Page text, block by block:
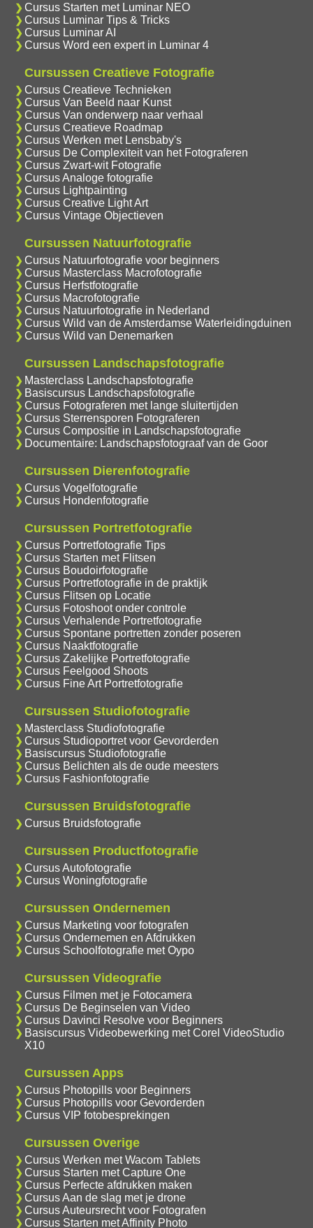
Cursus Starten met Luminar NEO
Cursus Luminar Tips & Tricks
Cursus Luminar AI
Cursus Word een expert in Luminar 4
Cursussen Creatieve Fotografie
Cursus Creatieve Technieken
Cursus Van Beeld naar Kunst
Cursus Van onderwerp naar verhaal
Cursus Creatieve Roadmap
Cursus Werken met Lensbaby's
Cursus De Complexiteit van het Fotograferen
Cursus Zwart-wit Fotografie
Cursus Analoge fotografie
Cursus Lightpainting
Cursus Creative Light Art
Cursus Vintage Objectieven
Cursussen Natuurfotografie
Cursus Natuurfotografie voor beginners
Cursus Masterclass Macrofotografie
Cursus Herfstfotografie
Cursus Macrofotografie
Cursus Natuurfotografie in Nederland
Cursus Wild van de Amsterdamse Waterleidingduinen
Cursus Wild van Denemarken
Cursussen Landschapsfotografie
Masterclass Landschapsfotografie
Basiscursus Landschapsfotografie
Cursus Fotograferen met lange sluitertijden
Cursus Sterrensporen Fotograferen
Cursus Compositie in Landschapsfotografie
Documentaire: Landschapsfotograaf van de Goor
Cursussen Dierenfotografie
Cursus Vogelfotografie
Cursus Hondenfotografie
Cursussen Portretfotografie
Cursus Portretfotografie Tips
Cursus Starten met Flitsen
Cursus Boudoirfotografie
Cursus Portretfotografie in de praktijk
Cursus Flitsen op Locatie
Cursus Fotoshoot onder controle
Cursus Verhalende Portretfotografie
Cursus Spontane portretten zonder poseren
Cursus Naaktfotografie
Cursus Zakelijke Portretfotografie
Cursus Feelgood Shoots
Cursus Fine Art Portretfotografie
Cursussen Studiofotografie
Masterclass Studiofotografie
Cursus Studioportret voor Gevorderden
Basiscursus Studiofotografie
Cursus Belichten als de oude meesters
Cursus Fashionfotografie
Cursussen Bruidsfotografie
Cursus Bruidsfotografie
Cursussen Productfotografie
Cursus Autofotografie
Cursus Woningfotografie
Cursussen Ondernemen
Cursus Marketing voor fotografen
Cursus Ondernemen en Afdrukken
Cursus Schoolfotografie met Oypo
Cursussen Videografie
Cursus Filmen met je Fotocamera
Cursus De Beginselen van Video
Cursus Davinci Resolve voor Beginners
Basiscursus Videobewerking met Corel VideoStudio
X10
Cursussen Apps
Cursus Photopills voor Beginners
Cursus Photopills voor Gevorderden
Cursus VIP fotobesprekingen
Cursussen Overige
Cursus Werken met Wacom Tablets
Cursus Starten met Capture One
Cursus Perfecte afdrukken maken
Cursus Aan de slag met je drone
Cursus Auteursrecht voor Fotografen
Cursus Starten met Affinity Photo